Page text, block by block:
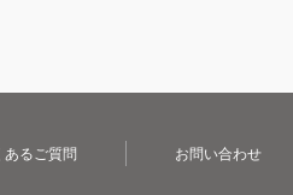
あるご質問 お問い合わせ